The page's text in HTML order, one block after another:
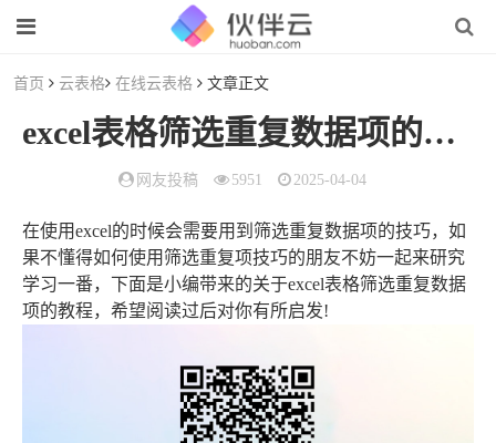
首页 云表格 在线云表格 文章正文
excel表格筛选重复数据项的教程（excel表格中如何筛选重复数据）
网友投稿 5951 2025-04-04
在使用excel的时候会需要用到筛选重复数据项的技巧，如
果不懂得如何使用筛选重复项技巧的朋友不妨一起来研究
学习一番，下面是小编带来的关于excel表格筛选重复数据
项的教程，希望阅读过后对你有所启发!